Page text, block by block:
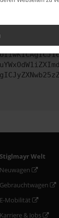
zu
Stiglmayr Welt
Neuwagen
Gebrauchtwagen
E-Mobilität
Karriere & Jobs